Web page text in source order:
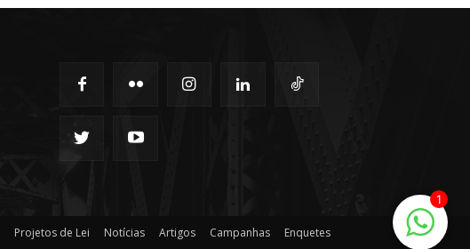
Projetos de Lei Notícias Artigos Campanhas
Enquetes
1